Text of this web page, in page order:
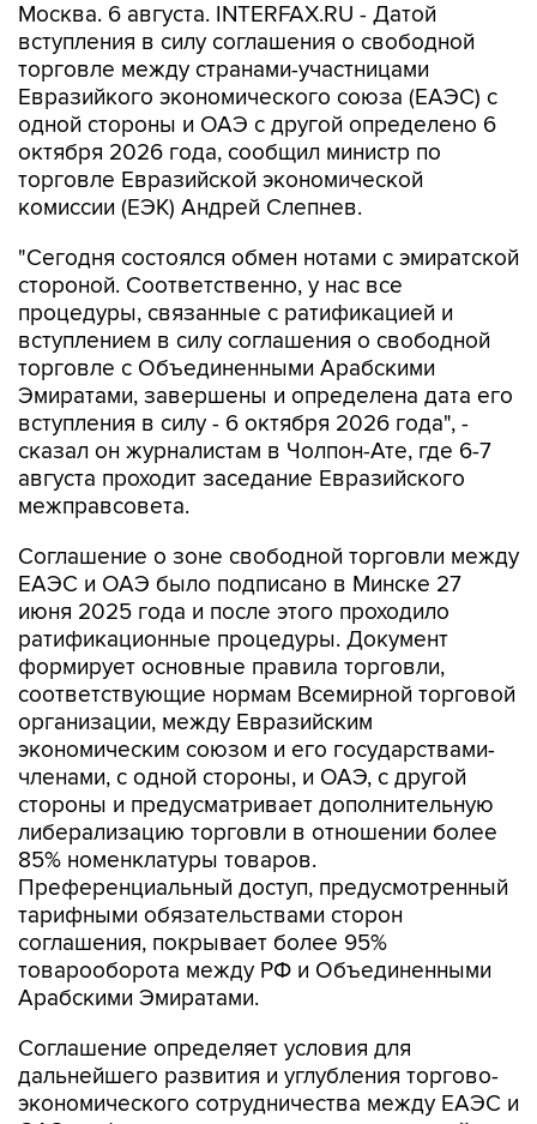
Москва. 6 августа. INTERFAX.RU - Датой
вступления в силу соглашения о свободной
торговле между странами-участницами
Евразийкого экономического союза (ЕАЭС) с
одной стороны и ОАЭ с другой определено 6
октября 2026 года, сообщил министр по
торговле Евразийской экономической
комиссии (ЕЭК) Андрей Слепнев.
"Сегодня состоялся обмен нотами с эмиратской
стороной. Соответственно, у нас все
процедуры, связанные с ратификацией и
вступлением в силу соглашения о свободной
торговле с Объединенными Арабскими
Эмиратами, завершены и определена дата его
вступления в силу - 6 октября 2026 года", -
сказал он журналистам в Чолпон-Ате, где 6-7
августа проходит заседание Евразийского
межправсовета.
Соглашение о зоне свободной торговли между
ЕАЭС и ОАЭ было подписано в Минске 27
июня 2025 года и после этого проходило
ратификационные процедуры. Документ
формирует основные правила торговли,
соответствующие нормам Всемирной торговой
организации, между Евразийским
экономическим союзом и его государствами-
членами, с одной стороны, и ОАЭ, с другой
стороны и предусматривает дополнительную
либерализацию торговли в отношении более
85% номенклатуры товаров.
Преференциальный доступ, предусмотренный
тарифными обязательствами сторон
соглашения, покрывает более 95%
товарооборота между РФ и Объединенными
Арабскими Эмиратами.
Соглашение определяет условия для
дальнейшего развития и углубления торгово-
экономического сотрудничества между ЕАЭС и